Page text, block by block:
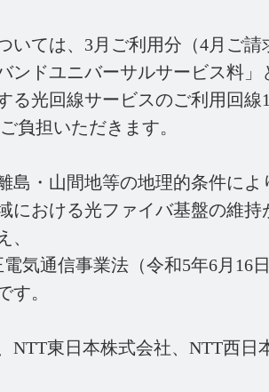
いては、3月ご利用分（4月ご請
ンドユニバーサルサービス料」
る光回線サービスのご利用回線
負担いただきます。
島・山間地等の地理的条件によ
における光ファイバ基盤の維
、
気通信事業法（令和5年6月16
す。
NTT東日本株式会社、NTT西日